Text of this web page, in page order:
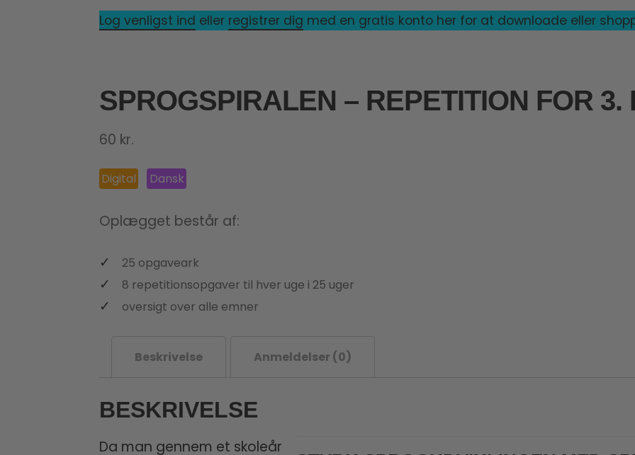
Log venligst ind eller registrer dig med en gratis konto her for at downloade eller
SPROGSPIRALEN – REPETITION FOR 3.
60 kr.
Digital Dansk
Oplægget består af:
25 opgaveark
8 repetitionsopgaver til hver uge i 25 uger
oversigt over alle emner
Beskrivelse Anmeldelser (0)
BESKRIVELSE
Da man gennem et skoleår